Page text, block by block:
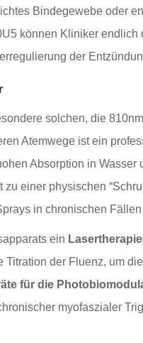
Bindegewebe oder
können Kliniker
der
solchen, die
Atemwege ist ein
Absorption in
einer physischen
in chronischen
ein
der Fluenz, um
für die
myofaszialer